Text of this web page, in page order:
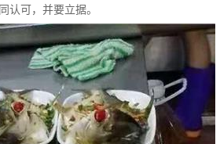
认可，并要立据。